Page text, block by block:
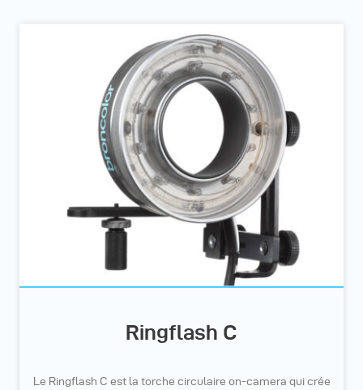
Ringflash C
Le Ringflash C est la torche circulaire on-camera qui crée